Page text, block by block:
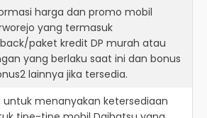
harga dan promo mobil
yang termasuk
paket kredit DP murah atau
yang berlaku saat ini dan bonus
lainnya jika tersedia.
untuk menanyakan ketersediaan